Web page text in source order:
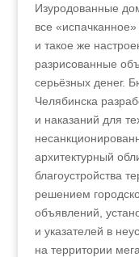
Изуродованные
все
и такое же
разрисованные
серьёзных денег.
Челябинска
и наказаний для
архитектурный
благоустройства
решением
объявлений,
и указателей в
на территории